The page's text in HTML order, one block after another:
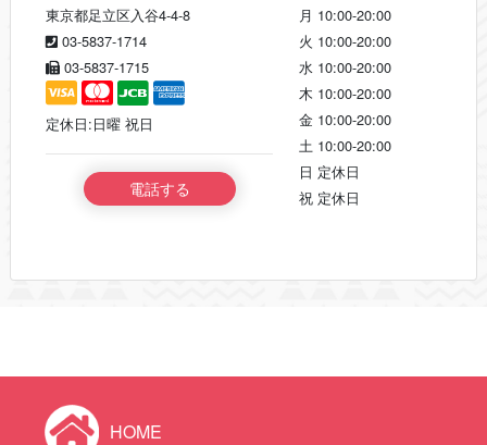
東京都足立区入谷4-4-8
03-5837-1714
03-5837-1715
定休日:日曜 祝日
電話する
月 10:00-20:00
火 10:00-20:00
水 10:00-20:00
木 10:00-20:00
金 10:00-20:00
土 10:00-20:00
日 定休日
祝 定休日
HOME